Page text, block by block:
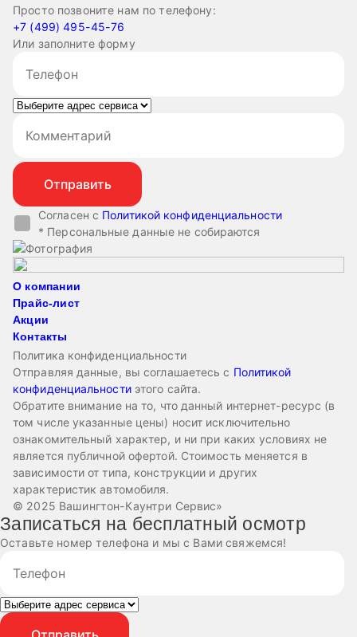
Просто позвоните нам по телефону:
+7 (499) 495-45-76
Или заполните форму
Согласен с Политикой конфиденциальности
* Персональные данные не собираются
О компании
Прайс-лист
Акции
Контакты
Политика конфиденциальности
Отправляя данные, вы соглашаетесь с Политикой
конфиденциальностиэтого сайта.
Обратите внимание на то, что данный интернет-ресурс (в
том числе указанные цены) носит исключительно
ознакомительный характер, и ни при каких условиях не
является публичной офертой. Стоимость меняется в
зависимости от типа, конструкции и других
характеристик автомобиля.
© 2025 Вашингтон-Каунтри Сервис»
Записаться на бесплатный осмотр
Оставьте номер телефона и мы с Вами свяжемся!